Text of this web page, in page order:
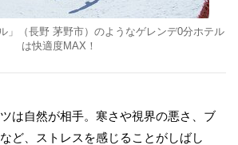
」（長野 茅野市）のようなゲレンデ0分ホテル
は快適度MAX！
は自然が相手。寒さや視界の悪さ、ブ
ど、ストレスを感じることがしばし